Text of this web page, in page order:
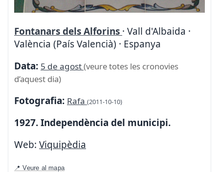
Fontanars dels Alforins · Vall d'Albaida ·
València (País Valencià) · Espanya
Data: 5 de agost(veure totes les cronovies
d’aquest dia)
Fotografia: Rafa (2011-10-10)
1927. Independència del municipi.
Web: Viquipèdia
📍 Veure al mapa